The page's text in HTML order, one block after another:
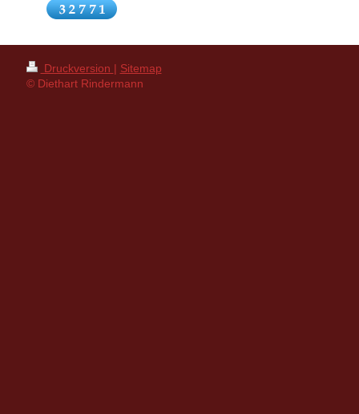
Druckversion | Sitemap
© Diethart Rindermann